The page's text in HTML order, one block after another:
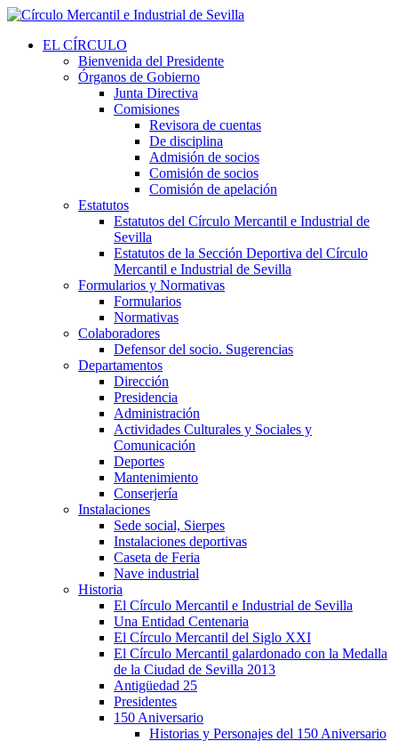
EL CÍRCULO
Bienvenida del Presidente
Órganos de Gobierno
Junta Directiva
Comisiones
Revisora de cuentas
De disciplina
Admisión de socios
Comisión de socios
Comisión de apelación
Estatutos
Estatutos del Círculo Mercantil e Industrial de
Sevilla
Estatutos de la Sección Deportiva del Círculo
Mercantil e Industrial de Sevilla
Formularios y Normativas
Formularios
Normativas
Colaboradores
Defensor del socio. Sugerencias
Departamentos
Dirección
Presidencia
Administración
Actividades Culturales y Sociales y
Comunicación
Deportes
Mantenimiento
Conserjería
Instalaciones
Sede social, Sierpes
Instalaciones deportivas
Caseta de Feria
Nave industrial
Historia
El Círculo Mercantil e Industrial de Sevilla
Una Entidad Centenaria
El Círculo Mercantil del Siglo XXI
El Círculo Mercantil galardonado con la Medalla
de la Ciudad de Sevilla 2013
Antigüedad 25
Presidentes
150 Aniversario
Historias y Personajes del 150 Aniversario